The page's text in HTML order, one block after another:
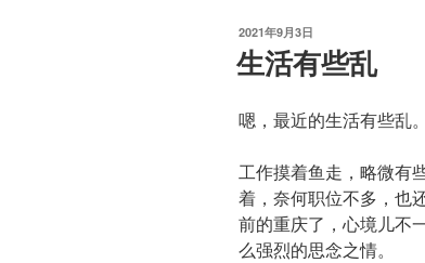
发
布
于
2021年9月3日
生活有些乱
嗯，最近的生活有些乱
工作摸着鱼走，略微有
着，奈何职位不多，也
前的重庆了，心境儿不
么强烈的思念之情。